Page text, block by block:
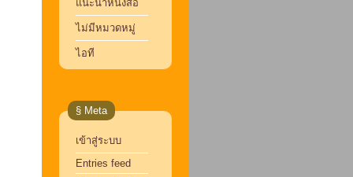
แนะนำหนังสือ
ไม่มีหมวดหมู่
ไอที
§ Meta
เข้าสู่ระบบ
Entries feed